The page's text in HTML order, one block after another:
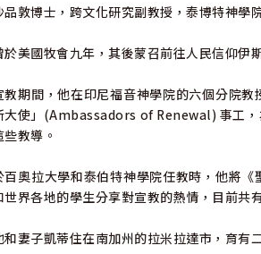
品敦博士，跨文化研究副教授，泰博特神學
於美國牧會九年，其後蒙召前往人民信仰伊
教期間，他在印尼福音神學院的六個分院
大使」(Ambassadors of Renewal) 事工，
些教導。
百奧拉大學和泰伯特神學院任教時，他將
世界各地的學生分享對宣教的熱情，目前共
和妻子凱蒂住在南加州的拉米拉達市，育有